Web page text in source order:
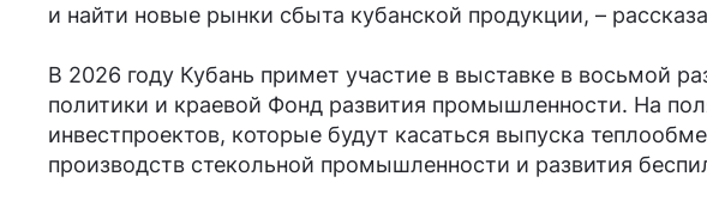
и найти новые рынки сбыта кубанской продукции, –
В 2026 году Кубань примет участие в выставке в восьмой
политики и краевой Фонд развития промышленности. На
инвестпроектов, которые будут касаться выпуска
производств стекольной промышленности и развития